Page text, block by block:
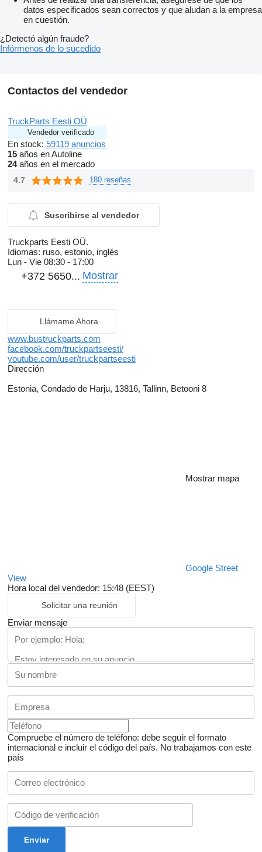
datos especificados sean correctos y que aludan a la empresa
en cuestión.
¿Detectó algún fraude?
Infórmenos de lo sucedido
Contactos del vendedor
TruckParts Eesti OÜ
Vendedor verificado
En stock: 59119 anuncios
15 años en Autoline
24años en el mercado
4.7 180 reseñas
Suscribirse al vendedor
Truckparts Eesti OÜ.
Idiomas: ruso, estonio, inglés
Lun - Vie 08:30 - 17:00
+372 5650... Mostrar
Llámame Ahora
www.bustruckparts.com
facebook.com/truckpartseesti/
youtube.com/user/truckpartseesti
Dirección
Estonia, Condado de Harju, 13816, Tallinn, Betooni 8
Mostrar mapa
Google Street
View
Hora local del vendedor: 15:48 (EEST)
Solicitar una reunión
Enviar mensaje
Compruebe el número de teléfono: debe seguir el formato
internacional e incluir el código del país. No trabajamos con este
país